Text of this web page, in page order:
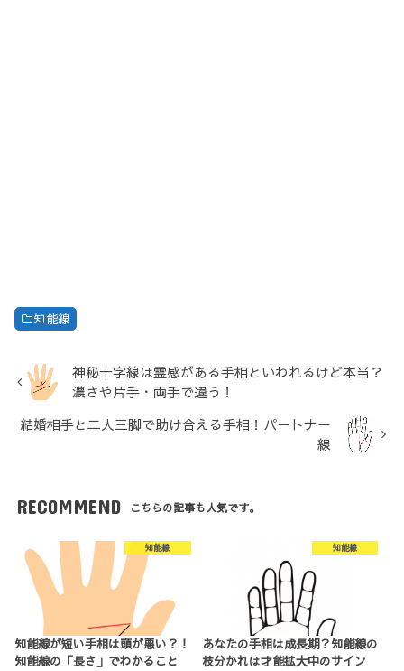
知能線
神秘十字線は霊感がある手相といわれるけど本当？
濃さや片手・両手で違う！
結婚相手と二人三脚で助け合える手相！パートナー
線
RECOMMEND こちらの記事も人気です。
知能線
知能線が短い手相は頭が悪い？！
知能線の「長さ」でわかること
知能線
あなたの手相は成長期？知能線の
枝分かれは才能拡大中のサイン